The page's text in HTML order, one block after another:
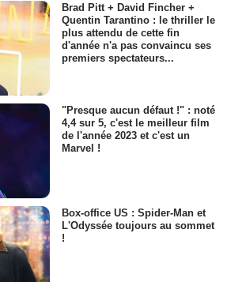
Brad Pitt + David Fincher +
Quentin Tarantino : le thriller le
plus attendu de cette fin
d'année n'a pas convaincu ses
premiers spectateurs...
"Presque aucun défaut !" : noté
4,4 sur 5, c'est le meilleur film
de l'année 2023 et c'est un
Marvel !
Box-office US : Spider-Man et
L'Odyssée toujours au sommet
!